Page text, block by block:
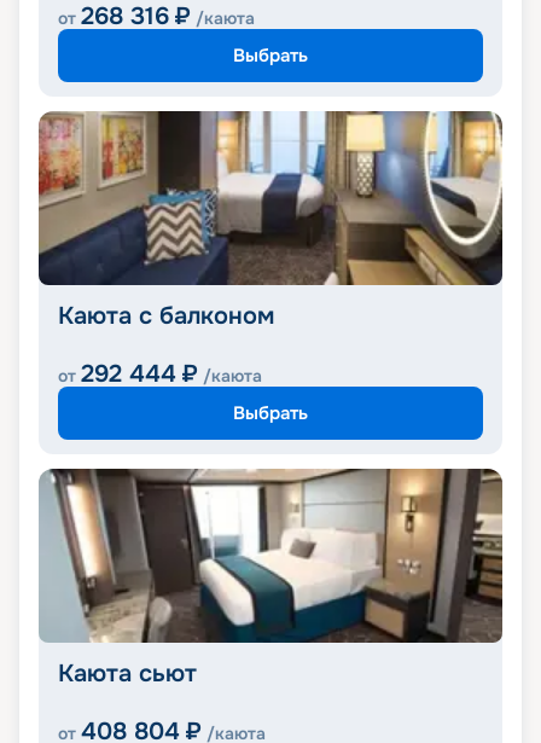
от 268 316 ₽ /каюта
Выбрать
Каюта с балконом
от 292 444 ₽ /каюта
Выбрать
Каюта сьют
от 408 804 ₽ /каюта